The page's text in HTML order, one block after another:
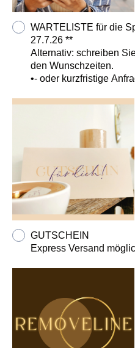
WARTELISTE für die Spontanen
27.7.26 **
Alternativ: schreiben
den Wunschzeiten.
•- oder kurzfristige
GUTSCHEIN
Express Versand